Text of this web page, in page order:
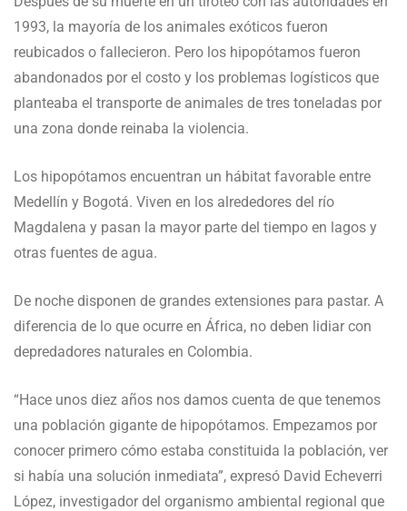
1993, la mayoría de los animales exóticos fueron
reubicados o fallecieron. Pero los hipopótamos fueron
abandonados por el costo y los problemas logísticos que
planteaba el transporte de animales de tres toneladas por
una zona donde reinaba la violencia.
Los hipopótamos encuentran un hábitat favorable entre
Medellín y Bogotá. Viven en los alrededores del río
Magdalena y pasan la mayor parte del tiempo en lagos y
otras fuentes de agua.
De noche disponen de grandes extensiones para pastar. A
diferencia de lo que ocurre en África, no deben lidiar con
depredadores naturales en Colombia.
“Hace unos diez años nos damos cuenta de que tenemos
una población gigante de hipopótamos. Empezamos por
conocer primero cómo estaba constituida la población, ver
si había una solución inmediata”, expresó David Echeverri
López, investigador del organismo ambiental regional que